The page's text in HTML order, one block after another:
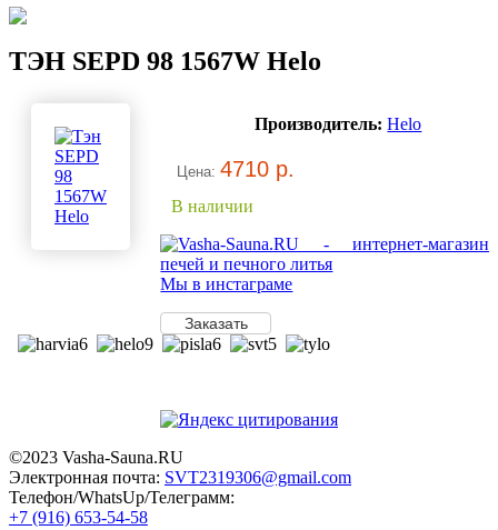
ТЭН SEPD 98 1567W Helo
Производитель:Helo
Цена:4710 р.
В наличии
Мы в инстаграме
©2023 Vasha-Sauna.RU
Электронная почта: SVT2319306@gmail.com
Телефон/WhatsUp/Телеграмм:
+7 (916) 653-54-58